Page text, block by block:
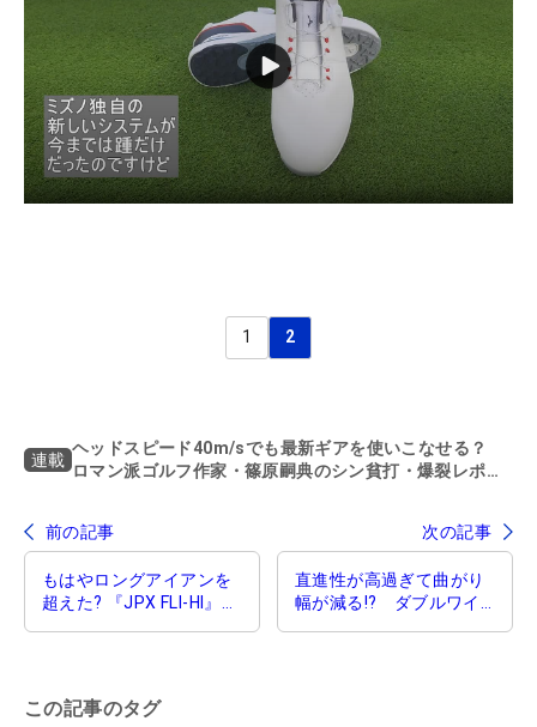
1 2
連載
ヘッドスピード40m/sでも最新ギアを使いこなせる？
ロマン派ゴルフ作家・篠原嗣典のシン貧打・爆裂レポー
前の記事
次の記事
もはやロングアイアンを
超えた? 『JPX FLI-HI』は
直進性が高過ぎて曲がり
幅が減る!? ダブルワイ
この記事のタグ